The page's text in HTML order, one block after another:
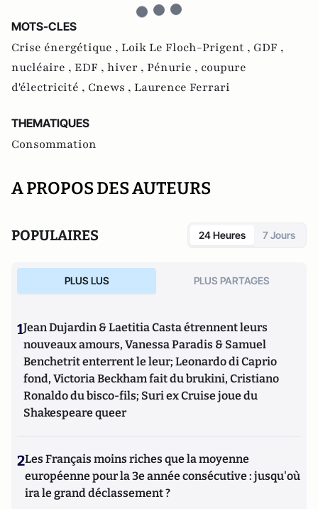
MOTS-CLES
Crise énergétique , Loik Le Floch-Prigent , GDF ,
nucléaire , EDF , hiver , Pénurie , coupure
d'électricité , Cnews , Laurence Ferrari
THEMATIQUES
Consommation
A PROPOS DES AUTEURS
POPULAIRES 24 Heures 7 Jours
PLUS LUS PLUS PARTAGES
1Jean Dujardin & Laetitia Casta étrennent leurs
nouveaux amours, Vanessa Paradis & Samuel
Benchetrit enterrent le leur; Leonardo di Caprio
fond, Victoria Beckham fait du brukini, Cristiano
Ronaldo du bisco-fils; Suri ex Cruise joue du
Shakespeare queer
2Les Français moins riches que la moyenne
européenne pour la 3e année consécutive : jusqu'où
ira le grand déclassement ?